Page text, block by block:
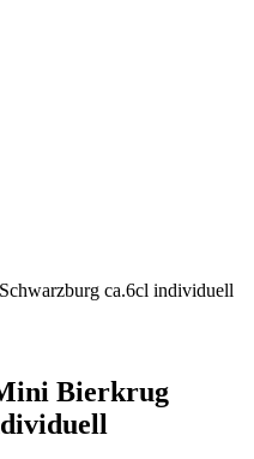
ca.6cl individuell
Bierkrug